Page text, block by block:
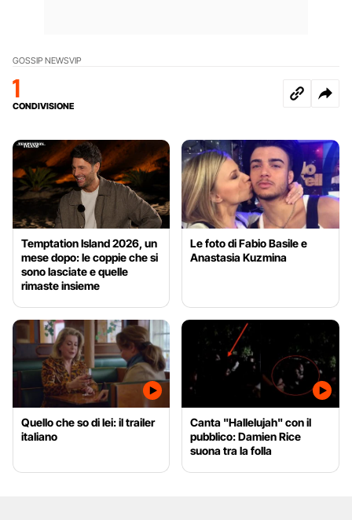
GOSSIP NEWSVIP
1
CONDIVISIONE
Temptation Island 2026, un
mese dopo: le coppie che si
sono lasciate e quelle
rimaste insieme
Le foto di Fabio Basile e
Anastasia Kuzmina
Quello che so di lei: il trailer
italiano
Canta "Hallelujah" con il
pubblico: Damien Rice
suona tra la folla